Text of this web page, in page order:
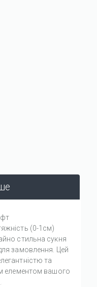
(0-1см)
стильна сукня
замовлення. Цей
та
елементом вашого